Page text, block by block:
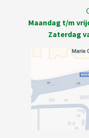
Maandag t/m
Zaterdag